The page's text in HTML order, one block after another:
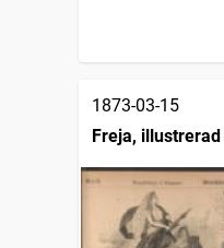
1873-03-15
Freja,